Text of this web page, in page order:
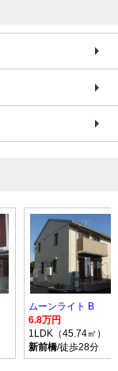
ムーンライト B
6.8万円
1LDK（45.74㎡）
新前橋/徒歩28分